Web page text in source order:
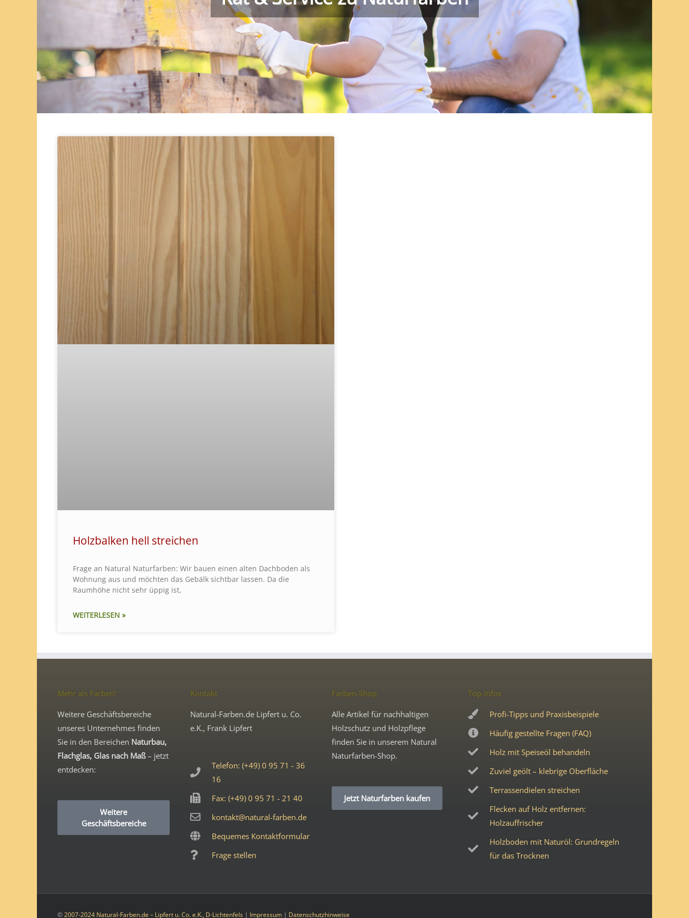
Holzbalken hell streichen
Frage an Natural Naturfarben: Wir bauen einen alten Dachboden als
Wohnung aus und möchten das Gebälk sichtbar lassen. Da die
Raumhöhe nicht sehr üppig ist,
WEITERLESEN »
Mehr als Farben!
Weitere Geschäftsbereiche
unseres Unternehmes finden
Sie in den Bereichen Naturbau,
Flachglas, Glas nach Maß– jetzt
entdecken:
Weitere
Geschäftsbereiche
Kontakt
Natural-Farben.de Lipfert u. Co.
e.K., Frank Lipfert
Telefon: (+49) 0 95 71 - 36
16
Fax: (+49) 0 95 71 - 21 40
kontakt@natural-farben.de
Bequemes Kontaktformular
Frage stellen
Farben-Shop
Alle Artikel für nachhaltigen
Holzschutz und Holzpflege
finden Sie in unserem Natural
Naturfarben-Shop.
Jetzt Naturfarben kaufen
Top-Infos
Profi-Tipps und Praxisbeispiele
Häufig gestellte Fragen (FAQ)
Holz mit Speiseöl behandeln
Zuviel geölt – klebrige Oberfläche
Terrassendielen streichen
Flecken auf Holz entfernen:
Holzauffrischer
Holzboden mit Naturöl: Grundregeln
für das Trocknen
©2007-2024 Natural-Farben.de – Lipfert u. Co. e.K., D-Lichtenfels | Impressum | Datenschutzhinweise